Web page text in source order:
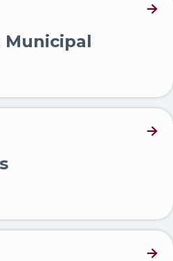
Municipal